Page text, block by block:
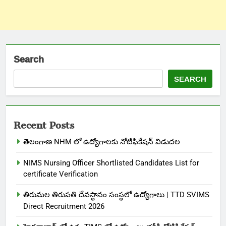
Search
SEARCH
Recent Posts
తెలంగాణ NHM లో ఉద్యోగాలకు నోటిఫికేషన్ విడుదల
NIMS Nursing Officer Shortlisted Candidates List for
certificate Verification
తిరుమల తిరుపతి దేవస్థానం సంస్థలో ఉద్యోగాలు | TTD SVIMS
Direct Recruitment 2026